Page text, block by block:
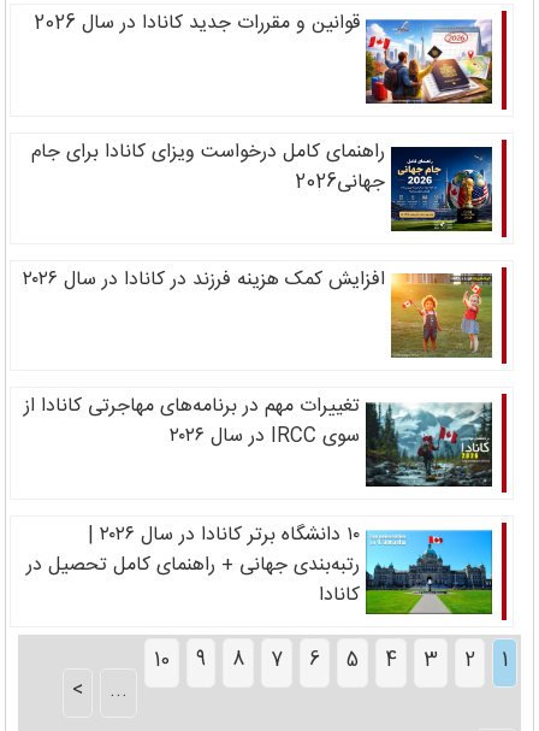
قوانین و مقررات جدید کانادا در سال 2026
راهنمای کامل درخواست ویزای کانادا برای جام
جهانی2026
افزایش کمک هزینه فرزند در کانادا در سال ۲۰۲۶
تغییرات مهم در برنامه‌های مهاجرتی کانادا از
سوی IRCC در سال ۲۰۲۶
۱۰ دانشگاه برتر کانادا در سال ۲۰۲۶ |
رتبه‌بندی جهانی + راهنمای کامل تحصیل در
کانادا
1
2
3
4
5
6
7
8
9
10
...
>